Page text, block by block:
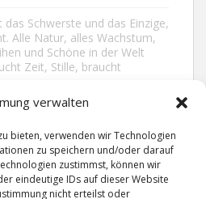
verwalten
bieten, verwenden wir Technologien
zu speichern und/oder darauf
zustimmst, können wir
eindeutige IDs auf dieser Website
nicht erteilst oder
das Schwerste und das Einzige,
Alle Natur, alles Wachstum,
und Schöne in der Welt
Zeit, Stille, braucht
Nichts in unserem Leben
Rest ist Zufall.
wenn man nicht alles
alles glaubt, was man hört
nur lächelt.